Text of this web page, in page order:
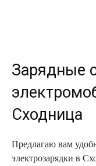
Зарядные
Сходница
Предлагаю вам
электрозарядки в